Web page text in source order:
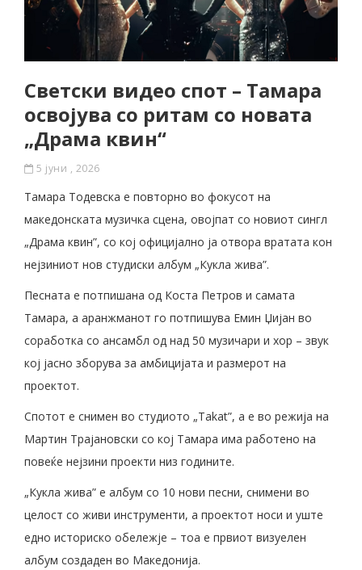
Светски видео спот – Тамара
освојува со ритам со новата
„Драма квин“
5 јуни , 2026
Тамара Тодевска е повторно во фокусот на
македонската музичка сцена, овојпат со новиот сингл
„Драма квин”, со кој официјално ја отвора вратата кон
нејзиниот нов студиски албум „Кукла жива”.
Песната е потпишана од Коста Петров и самата
Тамара, а аранжманот го потпишува Емин Џијан во
соработка со ансамбл од над 50 музичари и хор – звук
кој јасно зборува за амбицијата и размерот на
проектот.
Спотот е снимен во студиото „Takat”, а е во режија на
Мартин Трајановски со кој Тамара има работено на
повеќе нејзини проекти низ годините.
„Кукла жива” е албум со 10 нови песни, снимени во
целост со живи инструменти, а проектот носи и уште
едно историско обележје – тоа е првиот визуелен
албум создаден во Македонија.